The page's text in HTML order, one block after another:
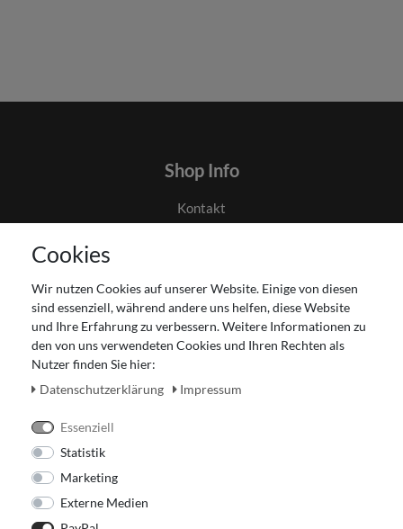
Shop Info
Kontakt
Impressum
Widerrufsrecht
Zahlung und Versand
Unser Ladengeschäft
Cookies
Wir nutzen Cookies auf unserer Website. Einige von diesen
sind essenziell, während andere uns helfen, diese Website
und Ihre Erfahrung zu verbessern. Weitere Informationen zu
den von uns verwendeten Cookies und Ihren Rechten als
Nutzer finden Sie hier:
Daten­schutz­erklärung
Impressum
Essenziell
Statistik
Marketing
Externe Medien